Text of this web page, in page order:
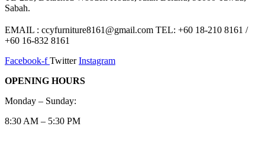
Sabah.
EMAIL : ccyfurniture8161@gmail.com TEL: +60 18-210 8161 /
+60 16-832 8161
Facebook-f Twitter Instagram
OPENING HOURS
Monday – Sunday:
8:30 AM – 5:30 PM